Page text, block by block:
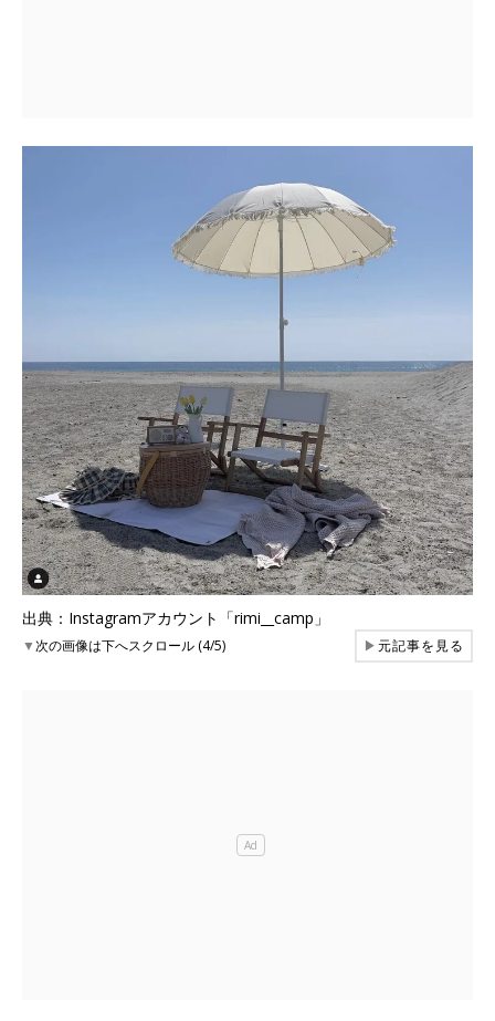
出典：Instagramアカウント「rimi__camp」
▼次の画像は下へスクロール (4/5) ▶元記事を見る